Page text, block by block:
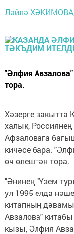
Ләйлә ХӘКИМОВА,
"Әлфия
тора.
Хәзерге вакытта
халык,
Афзаловага
кичәсе бара.
өч өлештән тора.
"Әнинең "Үзем
ул 1995 елда
китапның
Авзалова"
кызы, Әлфия